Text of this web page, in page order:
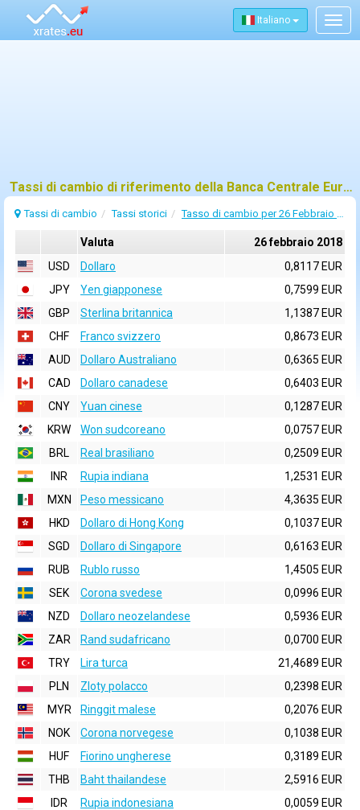
Italiano
Tassi di cambio di riferimento della Banca Centrale Europea (BCE) per 26 febbraio 2018
Tassi di cambio Tassi storici Tasso di cambio per 26 Febbraio 2018
Valuta
26 febbraio 2018
USD
Dollaro
0,8117 EUR
JPY
Yen giapponese
0,7599 EUR
GBP
Sterlina britannica
1,1387 EUR
CHF
Franco svizzero
0,8673 EUR
AUD
Dollaro Australiano
0,6365 EUR
CAD
Dollaro canadese
0,6403 EUR
CNY
Yuan cinese
0,1287 EUR
KRW
Won sudcoreano
0,0757 EUR
BRL
Real brasiliano
0,2509 EUR
INR
Rupia indiana
1,2531 EUR
MXN
Peso messicano
4,3635 EUR
HKD
Dollaro di Hong Kong
0,1037 EUR
SGD
Dollaro di Singapore
0,6163 EUR
RUB
Rublo russo
1,4505 EUR
SEK
Corona svedese
0,0996 EUR
NZD
Dollaro neozelandese
0,5936 EUR
ZAR
Rand sudafricano
0,0700 EUR
TRY
Lira turca
21,4689 EUR
PLN
Zloty polacco
0,2398 EUR
MYR
Ringgit malese
0,2076 EUR
NOK
Corona norvegese
0,1038 EUR
HUF
Fiorino ungherese
0,3189 EUR
THB
Baht thailandese
2,5916 EUR
IDR
Rupia indonesiana
0,0059 EUR